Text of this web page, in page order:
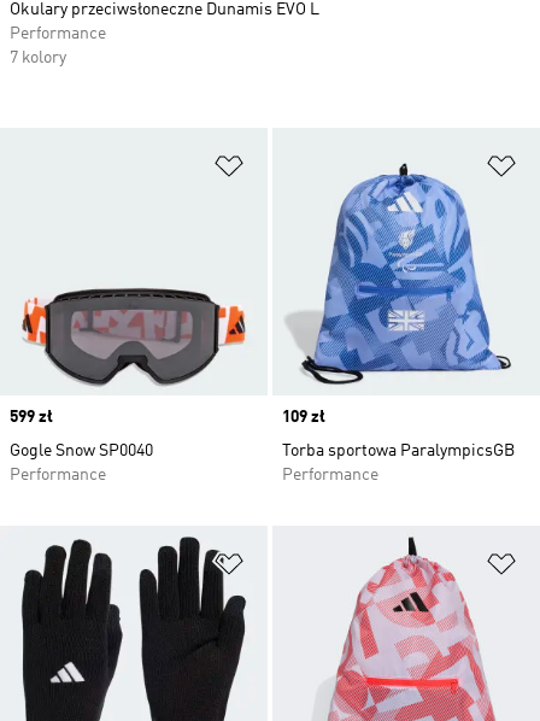
Dodaj do listy życzeń
Price
599 zł
Gogle Snow SP0040
Performance
Price
109 zł
Torba sportowa ParalympicsGB
Performance
Dodaj do listy życzeń
Okulary przeciwsłoneczne Dunamis EVO L
Performance
7 kolory